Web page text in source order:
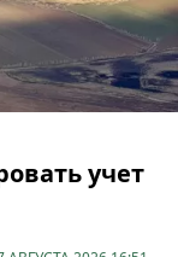
учет